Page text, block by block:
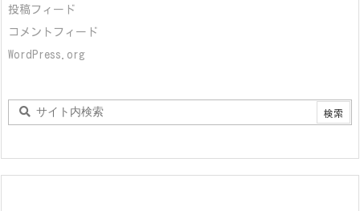
投稿フィード
コメントフィード
WordPress.org